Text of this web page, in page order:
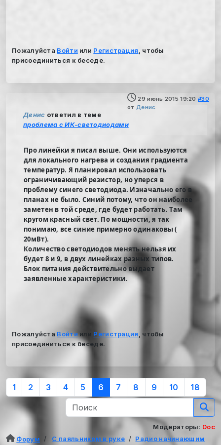
Пожалуйста Войти или Регистрация
, чтобы
присоединиться к беседе.
29 июнь 2015 19:20 #30
от Денис
Денис ответил в теме
проблема с ИК-светодиодами
Про линейки я писал выше. Они используются
для локального нагрева и создания градиента
температур. Я планировал использовать
ограничивающий резистор, но уперся в
проблему синего светодиода. Изначально его в
планах не было. Синий потому, что он наиболее
заметен в той среде, где будет работать. Там
кругом красный свет. По мощности, я так
понимаю, все синие примерно одинаковы (
20мВт).
Количество светодиодов менять нельзя их
будет 8 и 9, в двух линейках разных типов.
Блок питания действительно выдает
заявленные характеристики.
Пожалуйста Войтиили Регистрация
, чтобы
присоединиться к беседе.
1 2 3 4 5 6 7 8 9 10 18
Модераторы: Doc
Форум
С паяльником в руке
Радио начинающим